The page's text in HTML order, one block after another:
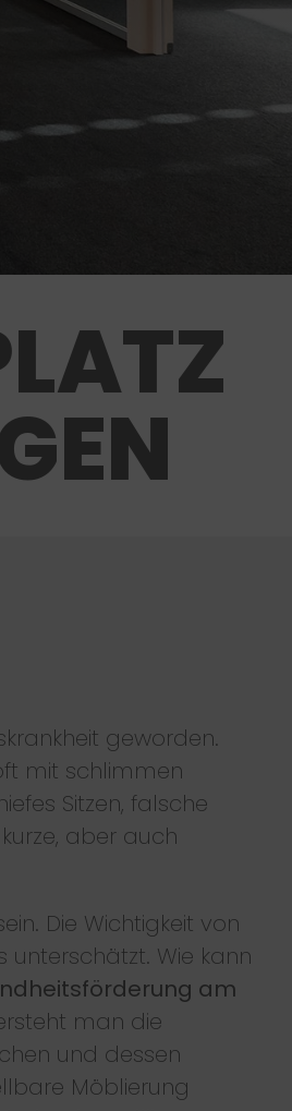
geworden.
mit schlimmen
Sitzen, falsche
aber auch
Die Wichtigkeit von
unterschätzt. Wie kann
am
man die
und dessen
Möblierung